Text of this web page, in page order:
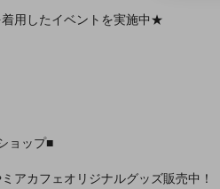
用したイベントを実施中★
ョップ■
アカフェオリジナルグッズ販売中！